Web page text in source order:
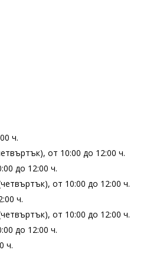
ч.
от 10:00 до 12:00 ч.
до 12:00 ч.
от 10:00 до 12:00 ч.
ч.
от 10:00 до 12:00 ч.
до 12:00 ч.
ч.